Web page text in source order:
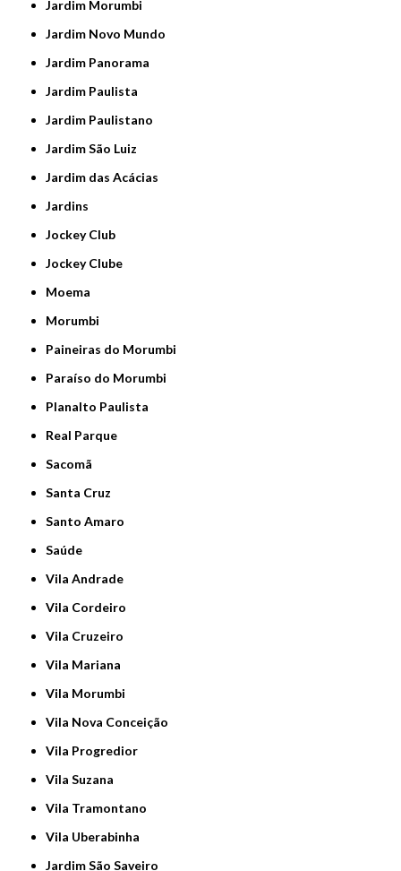
Jardim Morumbi
Jardim Novo Mundo
Jardim Panorama
Jardim Paulista
Jardim Paulistano
Jardim São Luiz
Jardim das Acácias
Jardins
Jockey Club
Jockey Clube
Moema
Morumbi
Paineiras do Morumbi
Paraíso do Morumbi
Planalto Paulista
Real Parque
Sacomã
Santa Cruz
Santo Amaro
Saúde
Vila Andrade
Vila Cordeiro
Vila Cruzeiro
Vila Mariana
Vila Morumbi
Vila Nova Conceição
Vila Progredior
Vila Suzana
Vila Tramontano
Vila Uberabinha
jardim São Saveiro